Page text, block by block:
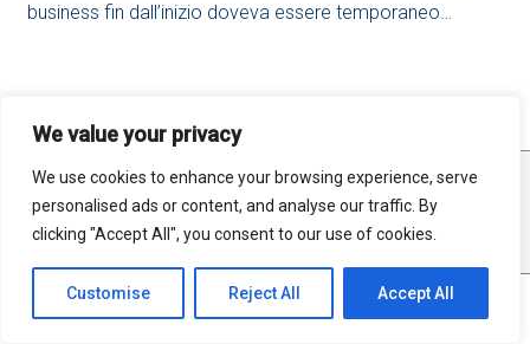
We value your privacy
We use cookies to enhance your browsing experience, serve
personalised ads or content, and analyse our traffic. By
clicking "Accept All", you consent to our use of cookies.
Customise Reject All Accept All
business fin dall’inizio doveva essere temporaneo…
STATISTICHE MAPPA DEL SITO
RSS FEED
PRIVACY
©2025 Open Science Unimi. All material in this site is distributed under a
Creative Commons Attribution - Share Alike 4.0 International License